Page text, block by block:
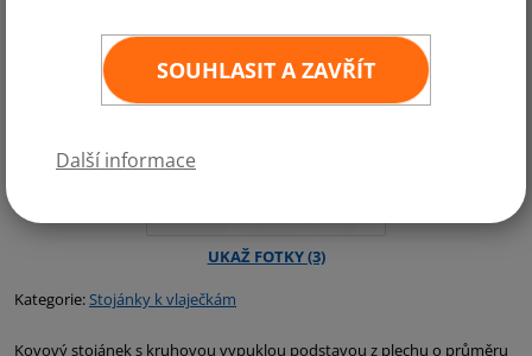
SOUHLASIT A ZAVŘÍT
Další informace
Kategorie:Stojánky k vlaječkám
Kovový stojánek s kruhovou vypuklou podstavou z plechu o průměru